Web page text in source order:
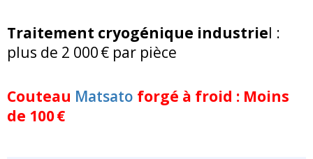
Traitement cryogénique industriel :
plus de 2 000 € par pièce
Couteau Matsato forgé à froid : Moins
de 100 €